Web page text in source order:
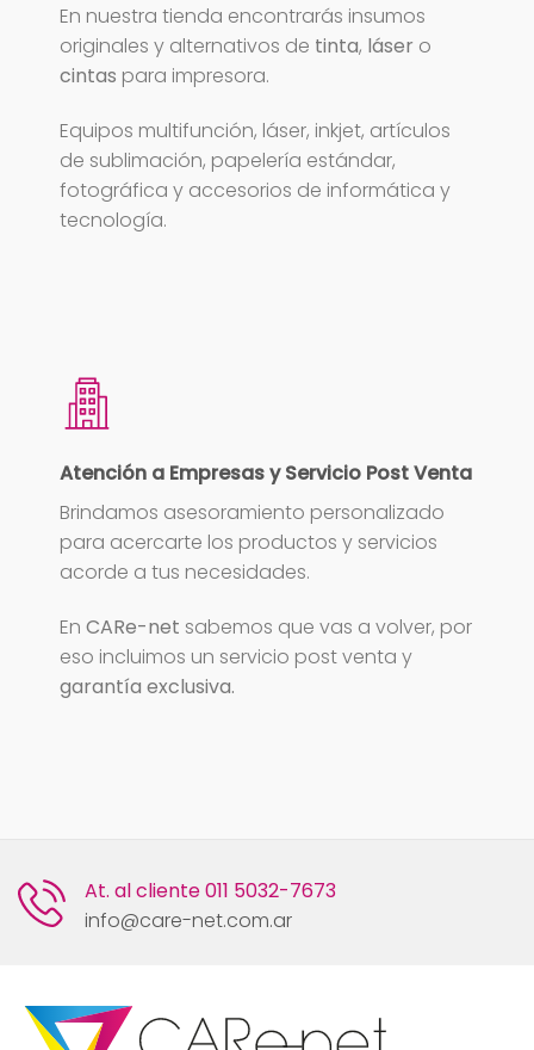
En nuestra tienda encontrarás insumos
originales y alternativos de tinta, láser o
cintas para impresora.
Equipos multifunción, láser, inkjet, artículos
de sublimación, papelería estándar,
fotográfica y accesorios de informática y
tecnología.
Atención a Empresas y Servicio Post Venta
Brindamos asesoramiento personalizado
para acercarte los productos y servicios
acorde a tus necesidades.
En CARe-net sabemos que vas a volver, por
eso incluimos un servicio post venta y
garantía exclusiva.
At. al cliente011 5032-7673
info@care-net.com.ar